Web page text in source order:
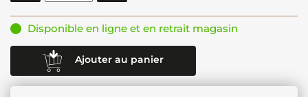
Disponible en ligne et en retrait magasin
Ajouter au panier